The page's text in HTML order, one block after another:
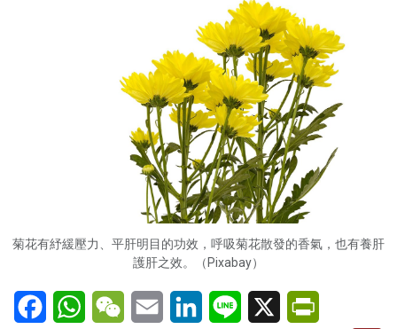
菊花有紓緩壓力、平肝明目的功效，呼吸菊花散發的香氣，也有養肝
護肝之效。（Pixabay）
FacebookWhatsAppWeChatEmail LinkedInLine X